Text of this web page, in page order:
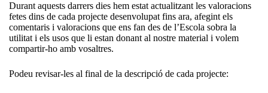
Durant aquests darrers dies hem estat actualitzant les valoracions
fetes dins de cada projecte desenvolupat fins ara, afegint els
comentaris i valoracions que ens fan des de l’Escola sobra la
utilitat i els usos que li estan donant al nostre material i volem
compartir-ho amb vosaltres.
Podeu revisar-les al final de la descripció de cada projecte: